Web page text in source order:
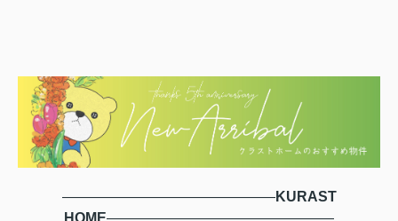
―――――――――――――――KURAST
HOME――――――――――――――――